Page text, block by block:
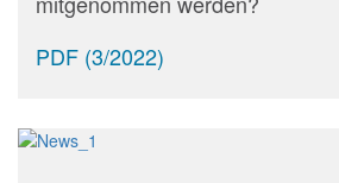
PDF (3/2022)